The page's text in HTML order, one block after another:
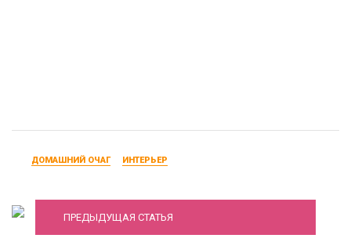
ДОМАШНИЙ ОЧАГ ИНТЕРЬЕР
ПРЕДЫДУЩАЯ СТАТЬЯ
Шторы для гостиной